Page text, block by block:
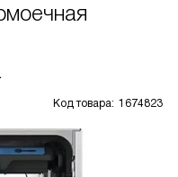
Код товара: 1674823